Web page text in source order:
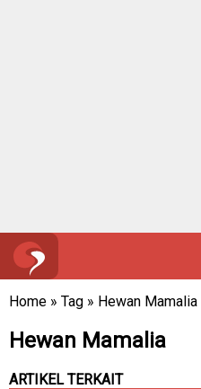
Home » Tag » Hewan Mamalia
Hewan Mamalia
ARTIKEL TERKAIT